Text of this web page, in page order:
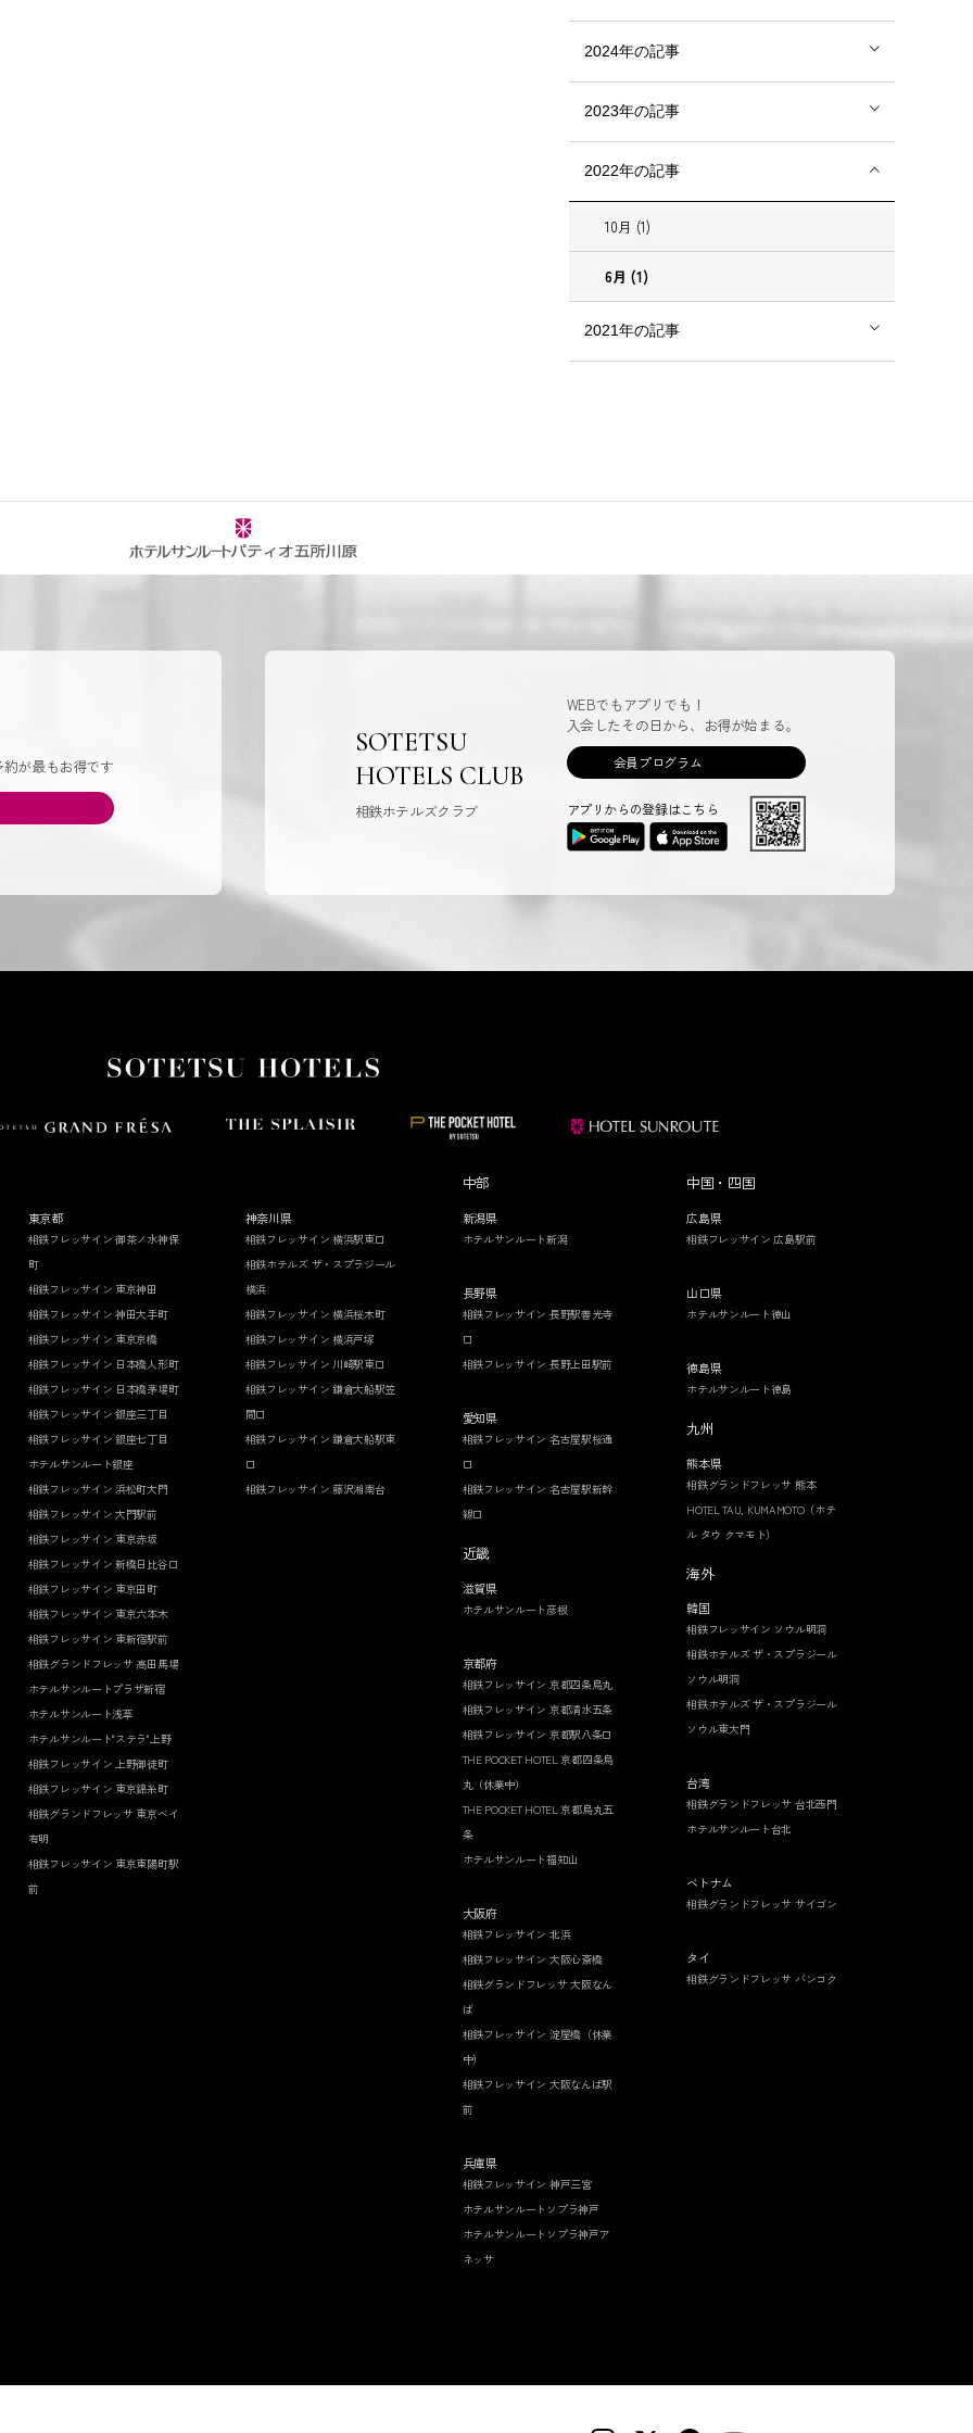
2024年の記事
2023年の記事
2022年の記事
10月 (1)
6月 (1)
2021年の記事
が最もお得です
SOTETSU
HOTELS CLUB
相鉄ホテルズクラブ
WEBでもアプリでも！
入会したその日から、お得が始まる。
会員プログラム
アプリからの登録はこちら
東京都
相鉄フレッサイン 御茶ノ水神保
町
相鉄フレッサイン 東京神田
相鉄フレッサイン 神田大手町
相鉄フレッサイン 東京京橋
相鉄フレッサイン 日本橋人形町
相鉄フレッサイン 日本橋茅場町
相鉄フレッサイン 銀座三丁目
相鉄フレッサイン 銀座七丁目
ホテルサンルート銀座
相鉄フレッサイン 浜松町大門
相鉄フレッサイン 大門駅前
相鉄フレッサイン 東京赤坂
相鉄フレッサイン 新橋日比谷口
相鉄フレッサイン 東京田町
相鉄フレッサイン 東京六本木
相鉄フレッサイン 東新宿駅前
相鉄グランドフレッサ 高田馬場
ホテルサンルートプラザ新宿
ホテルサンルート浅草
ホテルサンルート"ステラ"上野
相鉄フレッサイン 上野御徒町
相鉄フレッサイン 東京錦糸町
相鉄グランドフレッサ 東京ベイ
有明
相鉄フレッサイン 東京東陽町駅
前
神奈川県
相鉄フレッサイン 横浜駅東口
相鉄ホテルズ ザ・スプラジール
横浜
相鉄フレッサイン 横浜桜木町
相鉄フレッサイン 横浜戸塚
相鉄フレッサイン 川崎駅東口
相鉄フレッサイン 鎌倉大船駅笠
間口
相鉄フレッサイン 鎌倉大船駅東
口
相鉄フレッサイン 藤沢湘南台
中部
新潟県
ホテルサンルート新潟
長野県
相鉄フレッサイン 長野駅善光寺
口
相鉄フレッサイン 長野上田駅前
愛知県
相鉄フレッサイン 名古屋駅桜通
口
相鉄フレッサイン 名古屋駅新幹
線口
近畿
滋賀県
ホテルサンルート彦根
京都府
相鉄フレッサイン 京都四条烏丸
相鉄フレッサイン 京都清水五条
相鉄フレッサイン 京都駅八条口
THE POCKET HOTEL 京都四条烏
丸（休業中）
THE POCKET HOTEL 京都烏丸五
条
ホテルサンルート福知山
大阪府
相鉄フレッサイン 北浜
相鉄フレッサイン 大阪心斎橋
相鉄グランドフレッサ 大阪なん
ば
相鉄フレッサイン 淀屋橋（休業
中）
相鉄フレッサイン 大阪なんば駅
前
兵庫県
相鉄フレッサイン 神戸三宮
ホテルサンルートソプラ神戸
ホテルサンルートソプラ神戸ア
ネッサ
中国・四国
広島県
相鉄フレッサイン 広島駅前
山口県
ホテルサンルート徳山
徳島県
ホテルサンルート徳島
九州
熊本県
相鉄グランドフレッサ 熊本
HOTEL TAU, KUMAMOTO（ホテ
ル タウ クマモト）
海外
韓国
相鉄フレッサイン ソウル明洞
相鉄ホテルズ ザ・スプラジール
ソウル明洞
相鉄ホテルズ ザ・スプラジール
ソウル東大門
台湾
相鉄グランドフレッサ 台北西門
ホテルサンルート台北
ベトナム
相鉄グランドフレッサ サイゴン
タイ
相鉄グランドフレッサ バンコク